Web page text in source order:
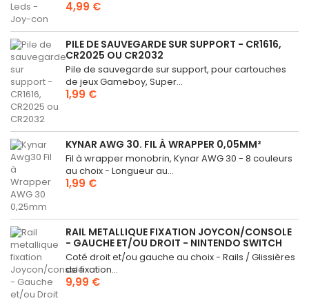
4,99 €
PILE DE SAUVEGARDE SUR SUPPORT - CR1616,
CR2025 OU CR2032
Pile de sauvegarde sur support, pour cartouches
de jeux Gameboy, Super...
1,99 €
KYNAR AWG 30. FIL À WRAPPER 0,05MM²
Fil à wrapper monobrin, Kynar AWG 30 - 8 couleurs
au choix - Longueur au...
1,99 €
RAIL METALLIQUE FIXATION JOYCON/CONSOLE
- GAUCHE ET/OU DROIT - NINTENDO SWITCH
Coté droit et/ou gauche au choix - Rails / Glissières
de fixation...
9,99 €